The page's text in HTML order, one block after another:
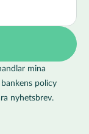
mina
policy
nyhetsbrev.